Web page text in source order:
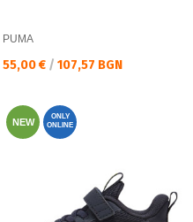
PUMA
Текуща цена:
55,00 € / 107,57 BGN
NEW
ONLY
ONLINE